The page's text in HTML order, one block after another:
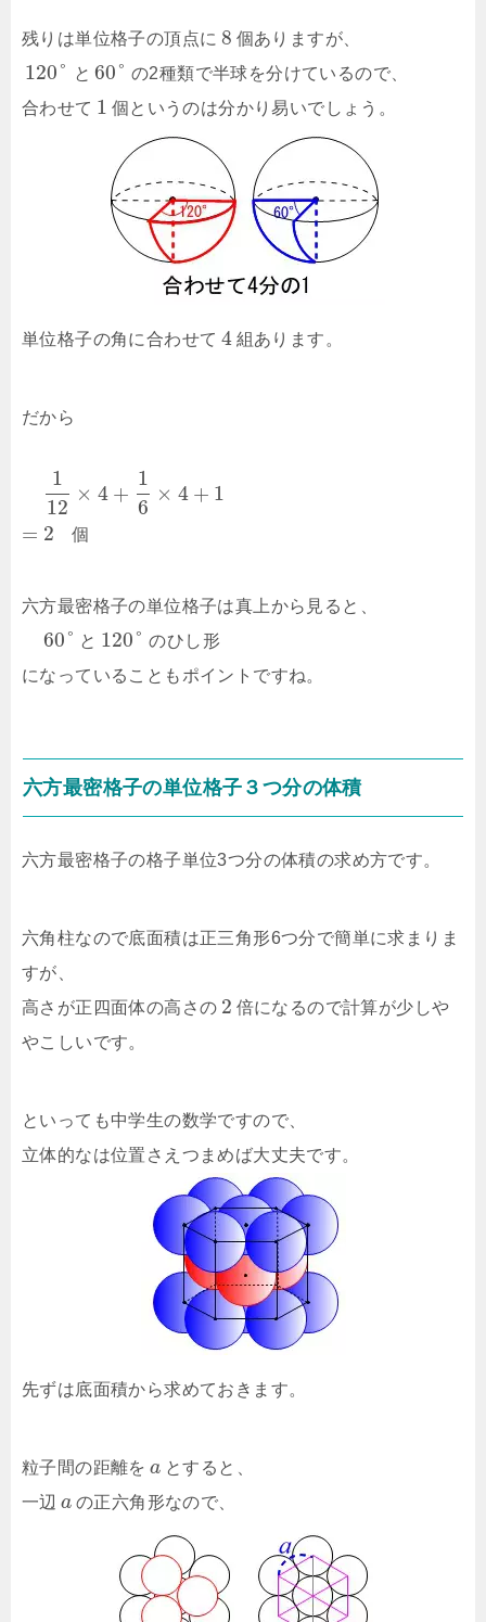
残りは単位格子の頂点に 8 個ありますが、
120° と 60° の2種類で半球を分けているので、
合わせて 1 個というのは分かり易いでしょう。
単位格子の角に合わせて 4 組あります。
だから
1
12
× 4 +
1
6
× 4 + 1
= 2 個
六方最密格子の単位格子は真上から見ると、
60° と 120° のひし形
になっていることもポイントですね。
六方最密格子の単位格子３つ分の体積
六方最密格子の格子単位3つ分の体積の求め方です。
六角柱なので底面積は正三角形6つ分で簡単に求まりま
すが、
高さが正四面体の高さの 2 倍になるので計算が少しや
やこしいです。
といっても中学生の数学ですので、
立体的なは位置さえつまめば大丈夫です。
先ずは底面積から求めておきます。
粒子間の距離を a とすると、
一辺 a の正六角形なので、